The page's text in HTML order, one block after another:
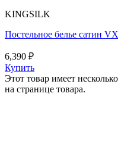
KINGSILK
Постельное белье сатин
6,390 ₽
Купить
Этот товар имеет
на странице товара.